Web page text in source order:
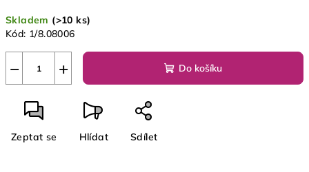
cena:
Skladem (>10 ks)
Kód: 1/8.08006
+
− Do košíku
Zeptat se Hlídat Sdílet